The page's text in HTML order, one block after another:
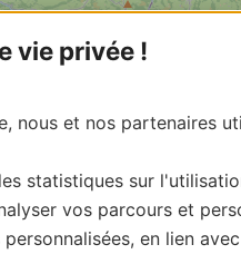
vie privée !
nous et nos partenaires
statistiques sur
vos parcours et
en lien
Leaflet| Map
de cette activité?
Pyrénées